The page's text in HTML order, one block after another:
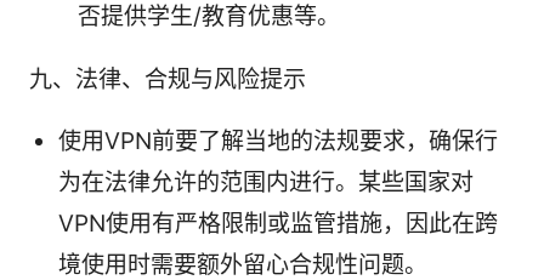
否提供学生/教育优惠等。
九、法律、合规与风险提示
使用VPN前要了解当地的法规要求，确保行
为在法律允许的范围内进行。某些国家对
VPN使用有严格限制或监管措施，因此在跨
境使用时需要额外留心合规性问题。